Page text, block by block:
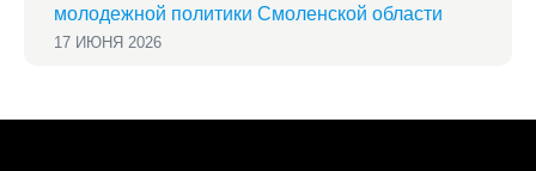
молодежной политики Смоленской области
17 ИЮНЯ 2026